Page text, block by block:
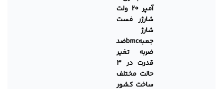
آمپر ۲۰ ولت
شارژر فست
شارژ
جعبهbmcضد
ضربه
تغیر
قدرت در ۳
حالت مختلف
ساخت کشور